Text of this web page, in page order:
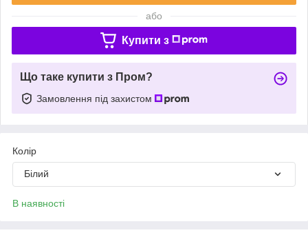
або
Купити з
Що таке купити з Пром?
Замовлення під захистом
Колір
Білий
В наявності